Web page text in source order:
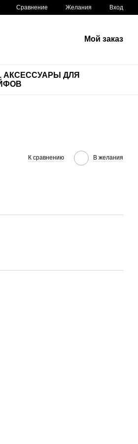
Сравнение Желания Вход
Мой заказ
АКСЕССУАРЫ ДЛЯ
К сравнению В желания